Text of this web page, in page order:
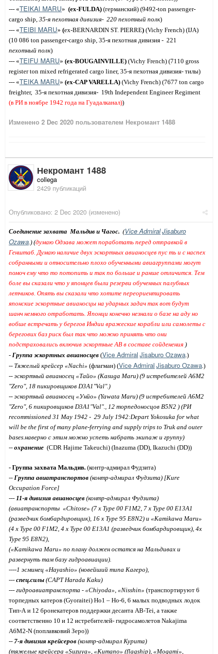
--- «TEIKAI MARU» (ex-FULDA) (германский) (9492-ton passenger-
cargo ship 35-я пехотная дивизия- 220 пехотный полк)
--- «TEIBI MARU» (ex-BERNARDIN ST. PIERRE) (Vichy French) (IJA)
(10 086 ton passenger-cargo ship, 35-я пехотная дивизия - 221
пехотный полк)
--- «TEIFU MARU» (ex-BOUGAINVILLE) (Vichy French) (7110 gross
register ton mixed refrigerated cargo liner, 35-я пехотная дивизия- тилы)
--- «TEIKA MARU» (ex-CAP VARELLA) (Vichy French) (7677 ton cargo
freighter, 35-я пехотная дивизия- 19th Independent Engineer Regiment
(в РИ в ноябре 1942 года на Гуадалканал))
Изменено 2 Dec 2020 пользователем Некромант 1488
Некромант 1488
collega
2429 публикаций
Опубликовано: 2 Dec 2020 (изменено)
Соединение захвата Мальдив и Чагос. (Vice AdmiralJisaburo
Ozawa .) (думаю Одзава может поработать перед отправкой в
Генштаб. Думаю наличие двух эскортных авианосцев пус ть и с наспех
собранными и относительно плохо обученными авиагруппами могут
помоч ему что то потопить и так по больше и ранше отличится. Тем
боле вы сказали что у японцев были резерви обученных палубных
летчиков. Опять вы сказали что хотите переориентировать
японские эскортные авианосцы на ударных задач так вот будут
шанч немного отработать. Японци конечно незнали о базе на аду но
вобше встречать у берегов Индии вражеские корабли или самолеты с
берегових баз риск был так что можно принять что они
подстраховались включив эскортные АВ в составе сойденения )
- Группа эскортных авианосцев (Vice Admiral Jisaburo Ozawa .)
-- Тяжелый крейсер «Nachi» (флагман) (Vice Admiral Jisaburo Ozawa .)
-- эскортный авианосец «Тайо» (Kasuga Maru) (9 истребителей А6М2
"Zero", 18 пикировщиков D3A1"Val".)
-- эскортный авианосец «Унйо» (Yawata Maru) (9 истребителей А6М2
"Zero", 6 пикировщиков D3A1"Val"., 12 торпедоносцов B5N2 ) (РИ
recommissioned 31 May 1942 - 29 July 1942:Depart Yokosuka for what
will be the first of many plane-ferrying and supply trips to Truk and outer
bases.наверно с этим можно успеть набрать экипаж и группу)
-- охранение (CDR Hajime Takeuchi) (Inazuma (DD), Ikazuchi (DD))
- Группа захвата Мальдив. (контр-адмирал Фудзита)
-- Группа авиатранспортов (контр-адмирал Фудзита) [Kure
Occupation Force]
--- 11-я дивизия авианосцев (контр-адмирал Фудзита)
(авиатранспорты «Chitose» (7 x Type 00 F1 M2, 7 x Type 00 E13A1
(разведчик бомбардировщик), 16 x Type 95 E8N2) и «Kamikawa Maru»
(4 x Type 00 F1 M2, 4 x Type 00 E13A1 (разведчик бомбардировщик), 4x
Type 95 E8N2),
(«Kamikawa Maru» по плану должен остатся на Мальдивах и
развернуть там базу гидроавиации)
----1 эсминец «Hayashio» (новейший типа Кагеро)
--- спец.силы (CAPT Harada Kaku)
--- гидроавиатранспорта - «Chiyoda», «Nisshin» (транспортируют 6
торпедных катеров (Gyoraitei) Но1 – Но-6, 6 малых подводных лодок
Тип-А и 12 бронекатеров поддержки десанта AB-Tei , а также
соответственно 10 и 12 истребителей- гидросамолетов Nakajima
A6M2-N (поплавковий Зеро))
-- 7-я дивизия крейсеров (контр-адмирал Курита)
(тяжелые крейсера «Suzuya», «Kumano» (flagship) , «Mogami»,